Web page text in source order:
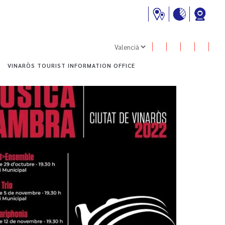
VINARÒS TOURIST INFORMATION OFFICE